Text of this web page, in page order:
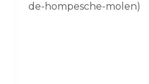
de-hompesche-molen)